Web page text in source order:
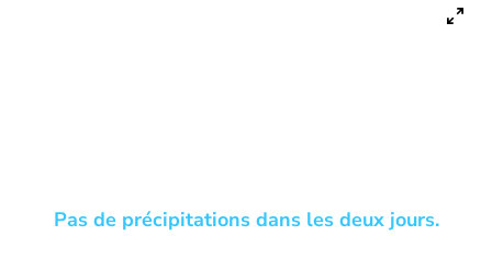
Pas de précipitations dans les deux jours.